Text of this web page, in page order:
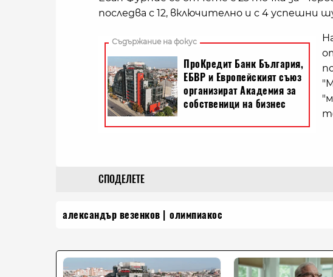
последва с 12, включително и с 4 успешни
СПОДЕЛЕТЕ
александър везенков олимпиакос